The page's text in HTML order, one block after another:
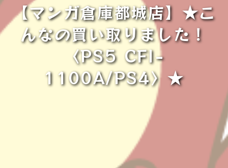
【マンガ倉庫都城店】★こ
んなの買い取りました！
〈PS5 CFI-
1100A/PS4〉★